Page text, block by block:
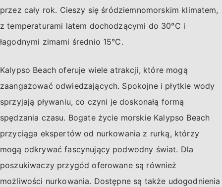
przez cały rok. Cieszy się śródziemnomorskim klimatem,
z temperaturami latem dochodzącymi do 30°C i
łagodnymi zimami średnio 15°C.
Kalypso Beach oferuje wiele atrakcji, które mogą
zaangażować odwiedzających. Spokojne i płytkie wody
sprzyjają pływaniu, co czyni je doskonałą formą
spędzania czasu. Bogate życie morskie Kalypso Beach
przyciąga ekspertów od nurkowania z rurką, którzy
mogą odkrywać fascynujący podwodny świat. Dla
poszukiwaczy przygód oferowane są również
możliwości nurkowania. Dostępne są także udogodnienia